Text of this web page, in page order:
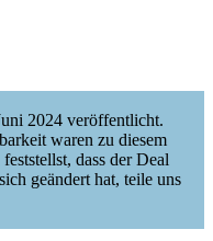
2024 veröffentlicht.
waren zu diesem
dass der Deal
geändert hat, teile uns